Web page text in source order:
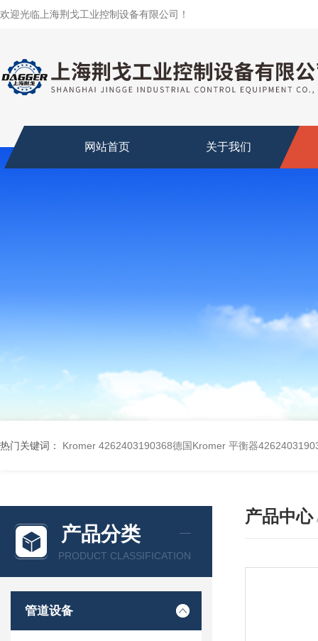
欢迎光临上海荆戈工业控制设备有限公司！
网站首页 关于我们
热门关键词： Kromer 4262403190368德国Kromer 平衡器
产品分类
PRODUCT CLASSIFICATION
管道设备
产品中心